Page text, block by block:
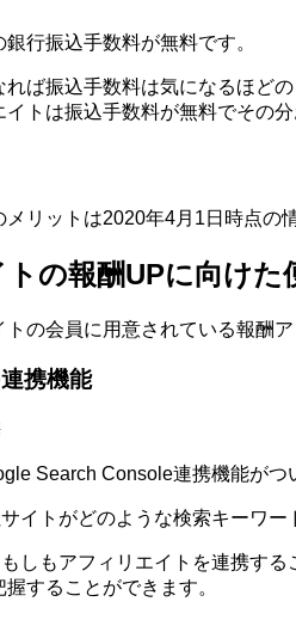
行振込手数料が無料です。
ば振込手数料は気になるほど
イトは振込手数料が無料でその
リットは2020年4月1日時点
の報酬UPに向けた
の会員に用意されている報酬
携機能
Search Console連携機能がつ
イトがどのような検索キーワ
しもアフィリエイトを連携す
することができます。